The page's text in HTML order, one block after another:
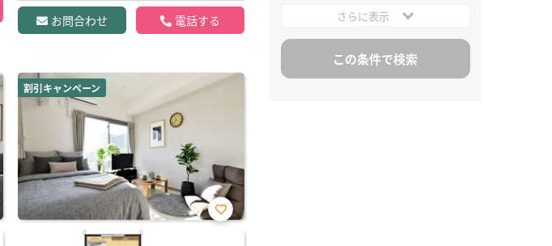
お問合わせ 電話する
割引キャンペーン
お気
さらに表示